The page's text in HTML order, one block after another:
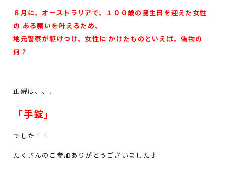
８月に、オーストラリアで、１００歳の誕生日を迎えた女性
の ある願いを叶えるため、
地元警察が駆けつけ、女性に かけたものといえば、偽物の
何？
正解は、、、
「手錠」
でした！！
たくさんのご参加ありがとうございました♪